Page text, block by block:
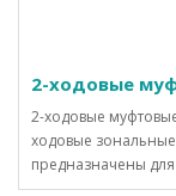
2-ходовые
2-ходовые
ходовые зональные
предназначены для